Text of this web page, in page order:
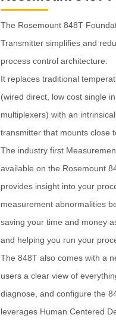
The Rosemount 848T
Transmitter simplifies and
process control architecture.
It replaces traditional
(wired direct, low cost single
multiplexers) with an
transmitter that mounts close
The industry first
available on the Rosemount
provides insight into your
measurement abnormalities
saving your time and money
and helping you run your
The 848T also comes with a
users a clear view of
diagnose, and configure the
leverages Human Centered